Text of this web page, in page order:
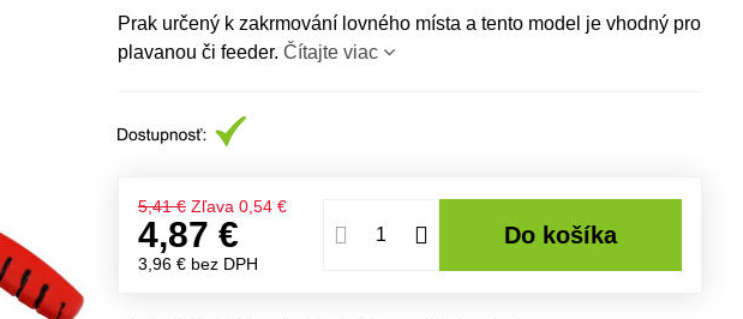
Prak určený k zakrmování lovného místa a tento model je vhodný pro
plavanou či feeder.Čítajte viac
5,41 € Zľava 0,54 €
4,87 €
3,96 € bez DPH
Do košíka